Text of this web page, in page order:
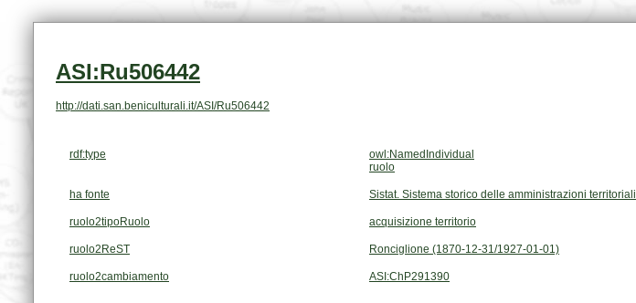
ASI:Ru506442
http://dati.san.beniculturali.it/ASI/Ru506442
rdf:type
owl:NamedIndividual
ruolo
ha fonte Sistat. Sistema storico delle amministrazioni territoriali
ruolo2tipoRuolo acquisizione territorio
ruolo2ReST Ronciglione (1870-12-31/1927-01-01)
ruolo2cambiamento ASI:ChP291390